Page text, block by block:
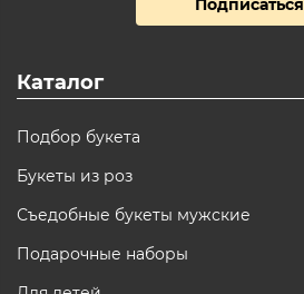
Подписаться
Каталог
Подбор букета
Букеты из роз
Съедобные букеты мужские
Подарочные наборы